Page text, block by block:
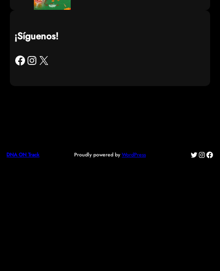
¡Síguenos!
Facebook Instagram X
DNA ON Track Proudly powered by WordPress Twitter